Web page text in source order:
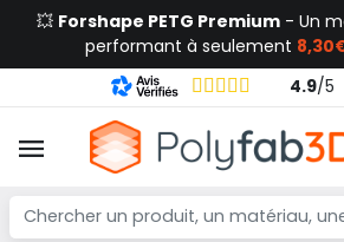
💥 Forshape PETG Premium - Un
performant à seulement
4.9/5